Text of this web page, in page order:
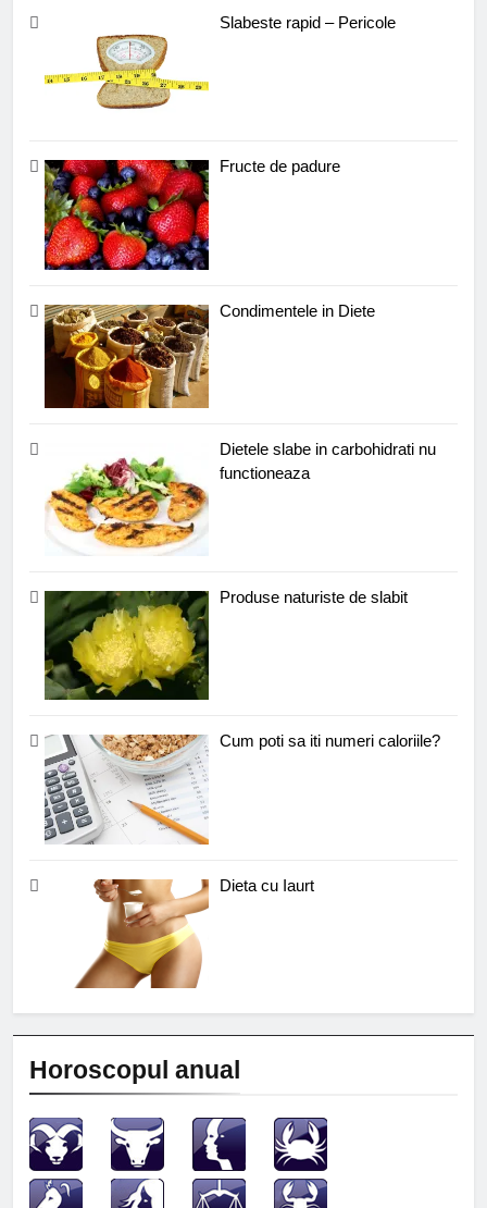
Slabeste rapid – Pericole
Fructe de padure
Condimentele in Diete
Dietele slabe in carbohidrati nu
functioneaza
Produse naturiste de slabit
Cum poti sa iti numeri caloriile?
Dieta cu Iaurt
Horoscopul anual